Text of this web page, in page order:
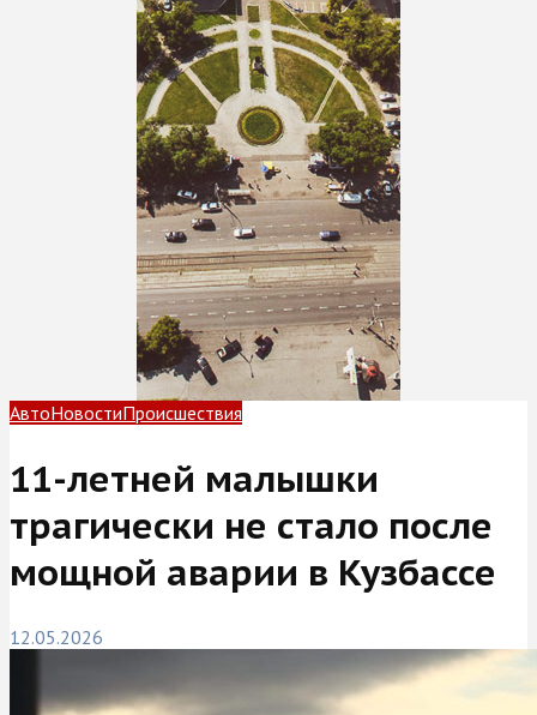
АвтоНовостиПроисшествия
11-летней малышки
трагически не стало после
мощной аварии в Кузбассе
12.05.2026